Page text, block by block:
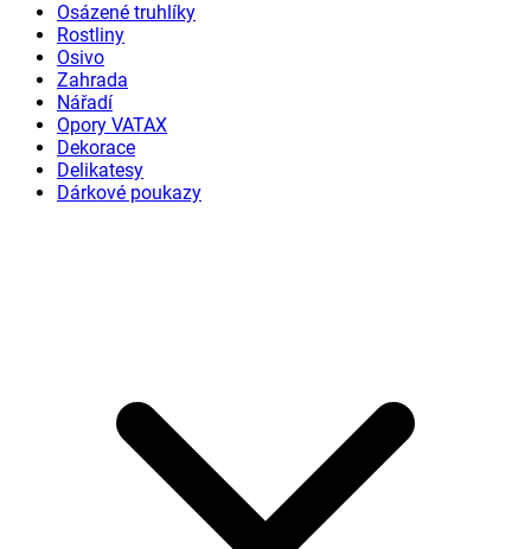
Osázené truhlíky
Rostliny
Osivo
Zahrada
Nářadí
Opory VATAX
Dekorace
Delikatesy
Dárkové poukazy